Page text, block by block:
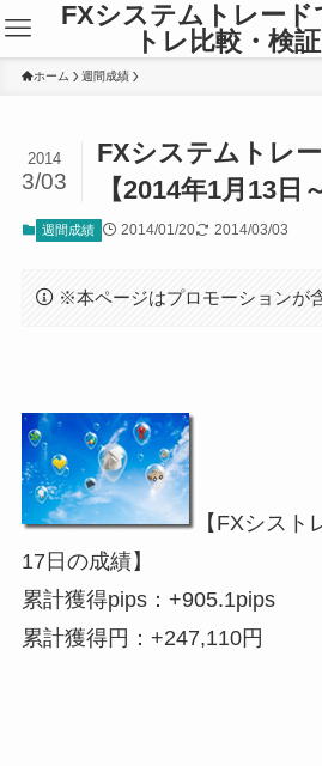
FXシステムトレード
トレ比較・検
ホーム 週間成績
FXシステムトレ
【2014年1月13日
2014
3/03
週間成績 2014/01/20 2014/03/03
※本ページはプロモーションが
【FXシスト
17日の成績】
累計獲得pips： +905.1pips
累計獲得円： +247,110円